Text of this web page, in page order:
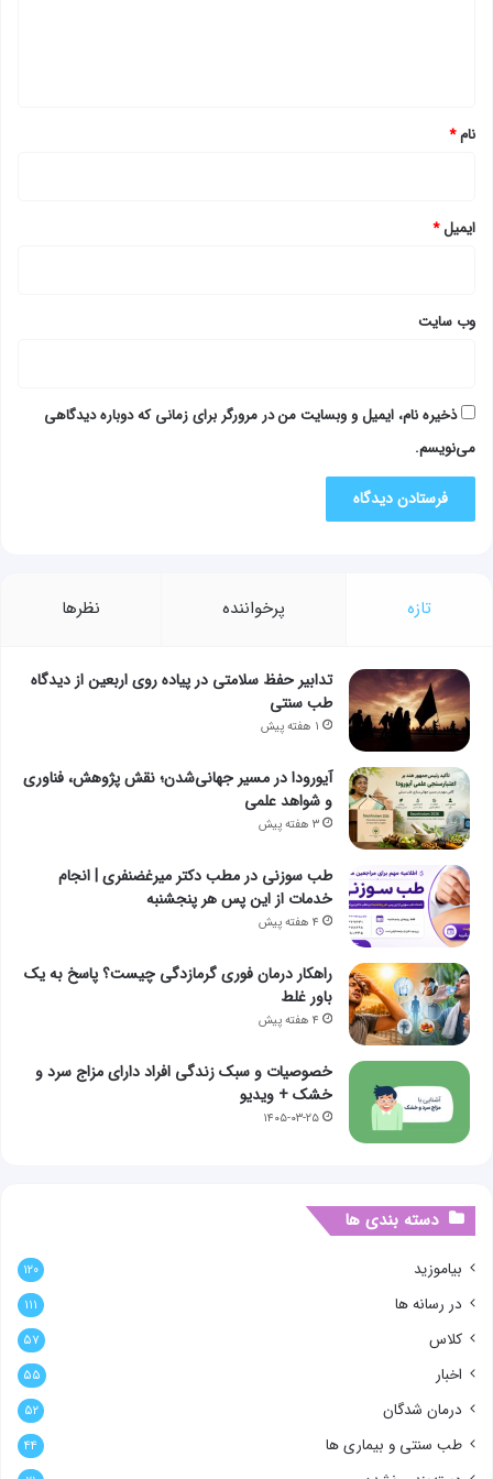
نام*
ایمیل*
وب‌ سایت
ذخیره نام، ایمیل و وبسایت من در مرورگر برای زمانی که دوباره دیدگاهی
می‌نویسم.
تازه پرخواننده نظرها
تدابیر حفظ سلامتی در پیاده روی اربعین از دیدگاه
طب سنتی
۱ هفته پیش
آیورودا در مسیر جهانی‌شدن؛ نقش پژوهش، فناوری
و شواهد علمی
۳ هفته پیش
طب سوزنی در مطب دکتر میرغضنفری | انجام
خدمات از این پس هر پنجشنبه
۴ هفته پیش
راهکار درمان فوری گرمازدگی چیست؟ پاسخ به یک
باور غلط
۴ هفته پیش
خصوصیات و سبک زندگی افراد دارای مزاج سرد و
خشک + ویدیو
۱۴۰۵-۰۳-۲۵
دسته بندی ها
بیاموزید ۱۲۰
در رسانه ها ۱۱۱
کلاس ۵۷
اخبار ۵۵
درمان شدگان ۵۲
طب سنتی و بیماری ها ۴۴